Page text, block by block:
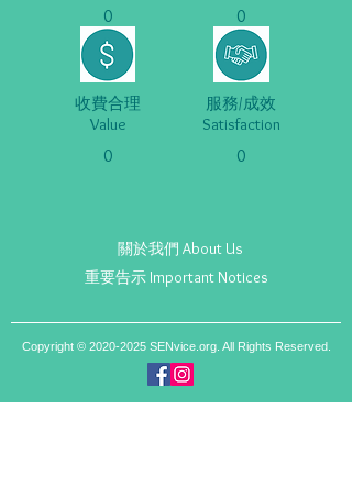
0 0
收費合理
Value
服務/成效
Satisfaction
0 0
關於我們 About Us
重要告示 Important Notices
Copyright © 2020-2025SENvice.org. All Rights Reserved.